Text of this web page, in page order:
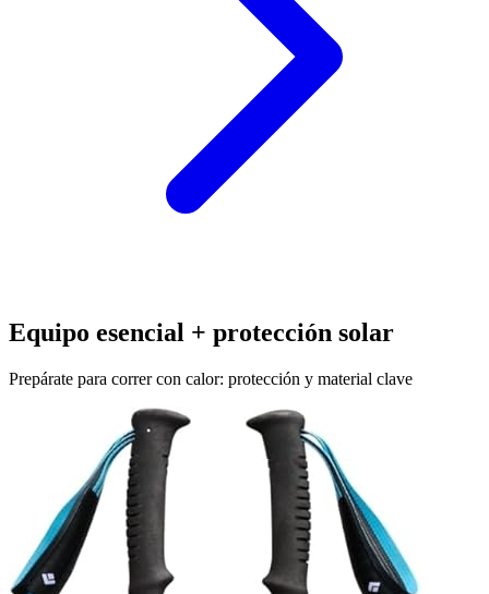
Equipo esencial + protección solar
Prepárate para correr con calor: protección y material clave